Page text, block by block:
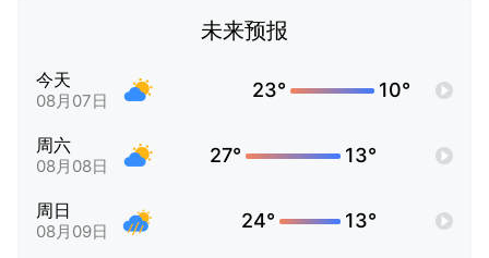
未来预报
今天
08月07日 23° 10°
周六
08月08日 27° 13°
周日
08月09日 24° 13°